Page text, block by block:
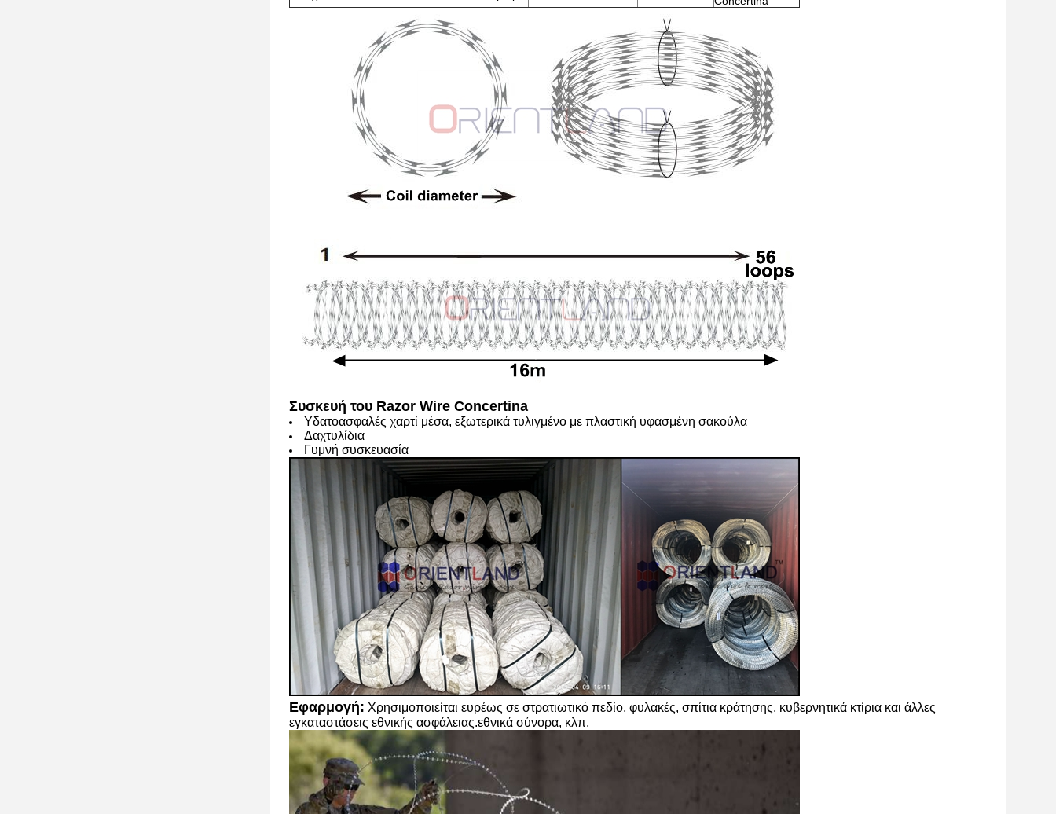
Συσκευή του Razor Wire Concertina
Υδατοασφαλές χαρτί μέσα, εξωτερικά τυλιγμένο με πλαστική υφασμένη σακούλα
Δαχτυλίδια
Γυμνή συσκευασία
Εφαρμογή: Χρησιμοποιείται ευρέως σε στρατιωτικό πεδίο, φυλακές, σπίτια κράτησης, κυβερνητικά κτίρια και άλλες
εγκαταστάσεις εθνικής ασφάλειας.εθνικά σύνορα, κλπ.